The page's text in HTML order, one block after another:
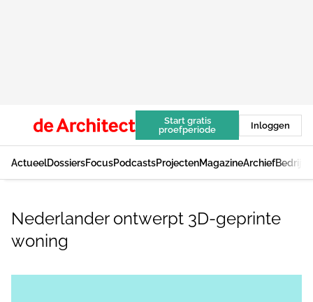
Start gratis
proefperiode
Inloggen
ActueelDossiersFocusPodcastsProjectenMagazineArchief
Nederlander ontwerpt 3D-geprinte
woning